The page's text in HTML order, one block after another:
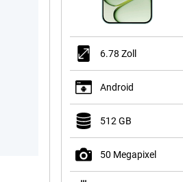
6.78 Zoll
Android
512 GB
50 Megapixel